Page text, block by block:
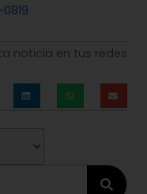
noticia en tus redes